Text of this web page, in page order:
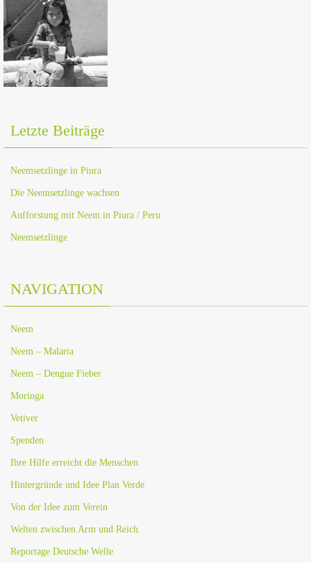
Letzte Beiträge
Neemsetzlinge in Piura
Die Neemsetzlinge wachsen
Aufforstung mit Neem in Piura / Peru
Neemsetzlinge
NAVIGATION
Neem
Neem – Malaria
Neem – Dengue Fieber
Moringa
Vetiver
Spenden
Ihre Hilfe erreicht die Menschen
Hintergründe und Idee Plan Verde
Von der Idee zum Verein
Welten zwischen Arm und Reich
Reportage Deutsche Welle